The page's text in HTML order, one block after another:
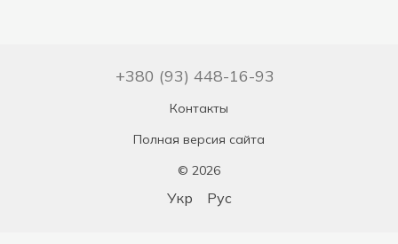
+380 (93) 448-16-93
Контакты
Полная версия сайта
© 2026
Укр Рус